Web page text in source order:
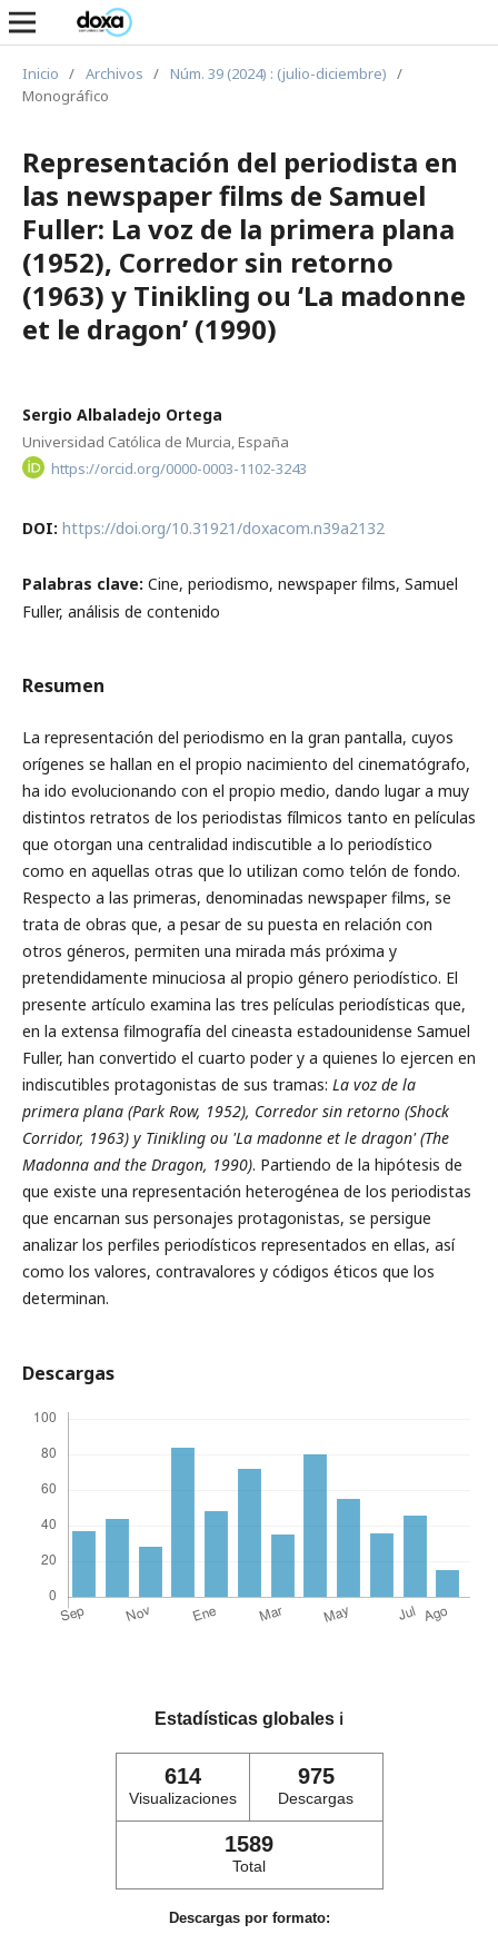
Inicio / Archivos / Núm. 39 (2024) : (julio-diciembre) /
Monográfico
Representación del periodista en
las newspaper films de Samuel
Fuller: La voz de la primera plana
(1952), Corredor sin retorno
(1963) y Tinikling ou ‘La madonne
et le dragon’ (1990)
Sergio Albaladejo Ortega
Universidad Católica de Murcia, España
https://orcid.org/0000-0003-1102-3243
DOI: https://doi.org/10.31921/doxacom.n39a2132
Palabras clave: Cine, periodismo, newspaper films, Samuel
Fuller, análisis de contenido
Resumen
La representación del periodismo en la gran pantalla, cuyos
orígenes se hallan en el propio nacimiento del cinematógrafo,
ha ido evolucionando con el propio medio, dando lugar a muy
distintos retratos de los periodistas fílmicos tanto en películas
que otorgan una centralidad indiscutible a lo periodístico
como en aquellas otras que lo utilizan como telón de fondo.
Respecto a las primeras, denominadas newspaper films, se
trata de obras que, a pesar de su puesta en relación con
otros géneros, permiten una mirada más próxima y
pretendidamente minuciosa al propio género periodístico. El
presente artículo examina las tres películas periodísticas que,
en la extensa filmografía del cineasta estadounidense Samuel
Fuller, han convertido el cuarto poder y a quienes lo ejercen en
indiscutibles protagonistas de sus tramas: La voz de la
primera plana (Park Row, 1952), Corredor sin retorno (Shock
Corridor, 1963) y Tinikling ou 'La madonne et le dragon' (The
Madonna and the Dragon, 1990). Partiendo de la hipótesis de
que existe una representación heterogénea de los periodistas
que encarnan sus personajes protagonistas, se persigue
analizar los perfiles periodísticos representados en ellas, así
como los valores, contravalores y códigos éticos que los
determinan.
Descargas
Estadísticas globales ℹ️
614
Visualizaciones
975
Descargas
1589
Total
Descargas por formato: